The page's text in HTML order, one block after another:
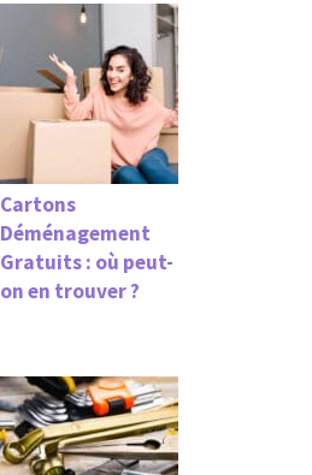
Cartons
Déménagement
Gratuits : où peut-
on en trouver ?